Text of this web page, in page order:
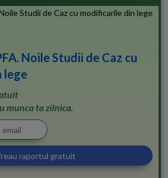
Noile Studii de Caz cu
lege
munca ta zilnica.